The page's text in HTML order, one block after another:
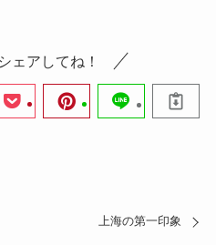
ェアしてね！
上海の第一印象